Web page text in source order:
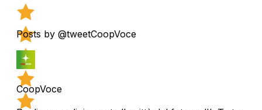
Posts by @tweetCoopVoce
CoopVoce